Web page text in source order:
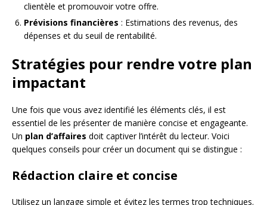
clientèle et promouvoir votre offre.
Prévisions financières : Estimations des revenus, des
dépenses et du seuil de rentabilité.
Stratégies pour rendre votre plan
impactant
Une fois que vous avez identifié les éléments clés, il est
essentiel de les présenter de manière concise et engageante.
Un plan d’affaires doit captiver l’intérêt du lecteur. Voici
quelques conseils pour créer un document qui se distingue :
Rédaction claire et concise
Utilisez un langage simple et évitez les termes trop techniques.